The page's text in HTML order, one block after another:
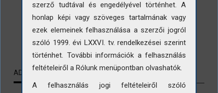
ADATLAP KAPCSOLÓDÓ TARTALMAK
szerző tudtával és engedélyével történhet. A
honlap képi vagy szöveges tartalmának vagy
ezek elemeinek felhasználása a szerzői jogról
szóló 1999. évi LXXVI. tv. rendelkezései szerint
történhet. További információk a felhasználás
feltételeiről a Rólunk menüpontban olvashatók.
A felhasználás jogi feltételeiről szóló